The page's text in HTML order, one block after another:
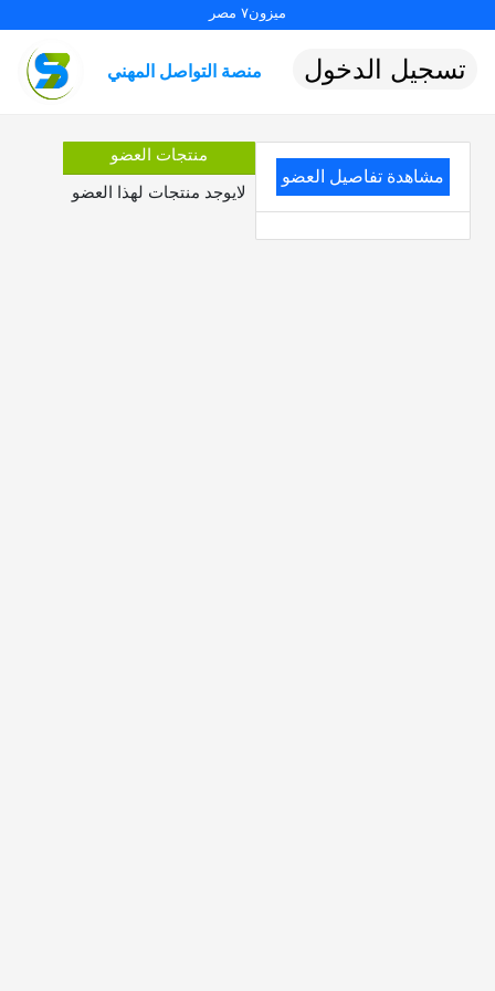
ميزون٧ مصر
منصة التواصل المهني تسجيل الدخول
مشاهدة تفاصيل العضو
منتجات العضو
لايوجد منتجات لهذا العضو